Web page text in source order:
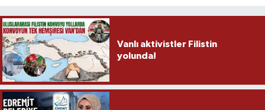
Vanlı aktivistler Filistin
yolunda!